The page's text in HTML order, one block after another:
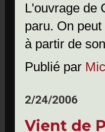
L'ouvrage de
paru. On
à partir de
Publié par
2/24/2006
Vient de